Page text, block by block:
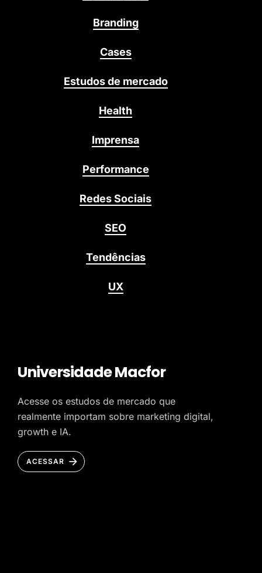
Branding
Cases
Estudos de mercado
Health
Imprensa
Performance
Redes Sociais
SEO
Tendências
UX
Universidade Macfor
Acesse os estudos de mercado que
realmente importam sobre marketing digital,
growth e IA.
ACESSAR